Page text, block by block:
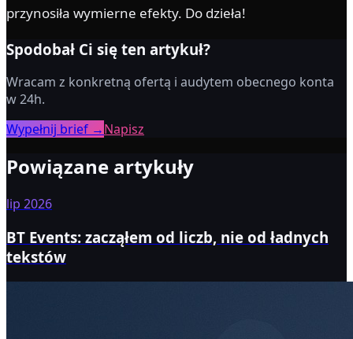
przynosiła wymierne efekty. Do dzieła!
Spodobał Ci się ten artykuł?
Wracam z konkretną ofertą i audytem obecnego konta
w 24h.
Wypełnij brief →Napisz
Powiązane artykuły
lip 2026
BT Events: zacząłem od liczb, nie od ładnych
tekstów